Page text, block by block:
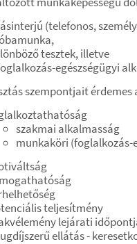
(telefonos,
tesztek, illetve
egészségügyi
szempontjait
szakmai alkalmasság
munkaköri (foglalkozás-
teljesítmény
lejárati
ellátás -